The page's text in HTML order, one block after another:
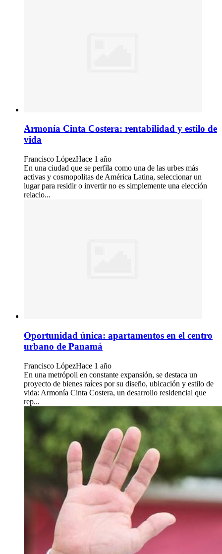
Armonía Cinta Costera: rentabilidad y estilo de
vida
Francisco LópezHace 1 año
En una ciudad que se perfila como una de las urbes más
activas y cosmopolitas de América Latina, seleccionar un
lugar para residir o invertir no es simplemente una elección
relacio...
Oportunidad única: apartamentos en el centro
urbano de Panamá
Francisco LópezHace 1 año
En una metrópoli en constante expansión, se destaca un
proyecto de bienes raíces por su diseño, ubicación y estilo de
vida: Armonía Cinta Costera, un desarrollo residencial que
rep...